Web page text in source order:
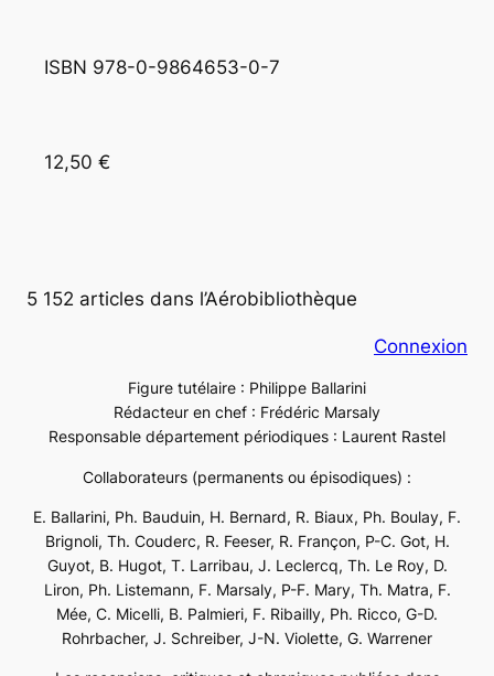
ISBN 978-0-9864653-0-7
12,50 €
5 152 articles dans l’Aérobibliothèque
Connexion
Figure tutélaire : Philippe Ballarini
Rédacteur en chef : Frédéric Marsaly
Responsable département périodiques : Laurent Rastel
Collaborateurs (permanents ou épisodiques) :
E. Ballarini, Ph. Bauduin, H. Bernard, R. Biaux, Ph. Boulay, F.
Brignoli, Th. Couderc, R. Feeser, R. Françon, P-C. Got, H.
Guyot, B. Hugot, T. Larribau, J. Leclercq, Th. Le Roy, D.
Liron, Ph. Listemann, F. Marsaly, P-F. Mary, Th. Matra, F.
Mée, C. Micelli, B. Palmieri, F. Ribailly, Ph. Ricco, G-D.
Rohrbacher, J. Schreiber, J-N. Violette, G. Warrener